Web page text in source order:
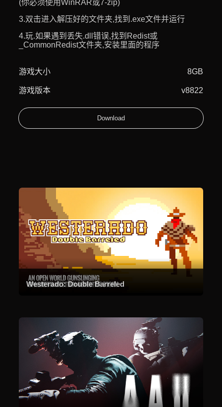
(你必须使用WinRAR或7-zip)
3.双击进入解压好的文件夹,找到.exe文件并运行
4.玩.如果遇到丢失.dll错误,找到Redist或
_CommonRedist文件夹,安装里面的程序
游戏大小 8GB
游戏版本 v8822
Download
Westerado: Double Barreled